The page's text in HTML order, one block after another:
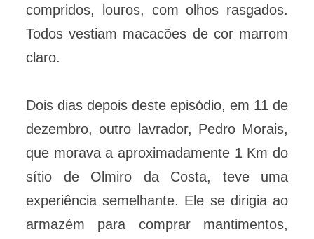
compridos, louros, com olhos rasgados.
Todos vestiam macacões de cor marrom
claro.
Dois dias depois deste episódio, em 11 de
dezembro, outro lavrador, Pedro Morais,
que morava a aproximadamente 1 Km do
sítio de Olmiro da Costa, teve uma
experiência semelhante. Ele se dirigia ao
armazém para comprar mantimentos,